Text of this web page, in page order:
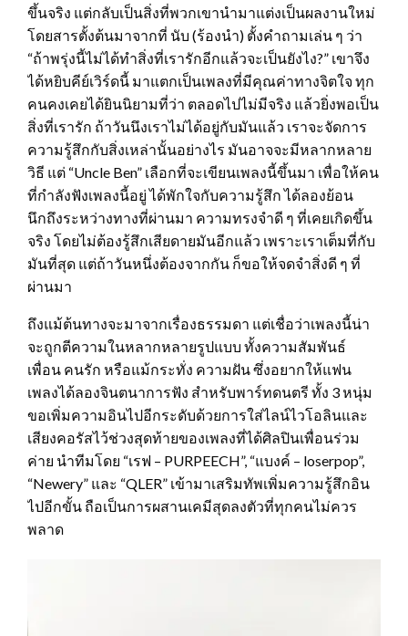
ขึ้นจริง แต่กลับเป็นสิ่งที่พวกเขานำมาแต่งเป็นผลงานใหม่
โดยสารตั้งต้นมาจากที่ นับ (ร้องนำ) ตั้งคำถามเล่น ๆ ว่า
“ถ้าพรุ่งนี้ไม่ได้ทำสิ่งที่เรารักอีกแล้วจะเป็นยังไง?” เขาจึง
ได้หยิบคีย์เวิร์ดนี้ มาแตกเป็นเพลงที่มีคุณค่าทางจิตใจ ทุก
คนคงเคยได้ยินนิยามที่ว่า ตลอดไปไม่มีจริง แล้วยิ่งพอเป็น
สิ่งที่เรารัก ถ้าวันนึงเราไม่ได้อยู่กับมันแล้ว เราจะจัดการ
ความรู้สึกกับสิ่งเหล่านั้นอย่างไร มันอาจจะมีหลากหลาย
วิธี แต่ “Uncle Ben” เลือกที่จะเขียนเพลงนี้ขึ้นมา เพื่อให้คน
ที่กำลังฟังเพลงนี้อยู่ ได้พักใจกับความรู้สึก ได้ลองย้อน
นึกถึงระหว่างทางที่ผ่านมา ความทรงจำดี ๆ ที่เคยเกิดขึ้น
จริง โดยไม่ต้องรู้สึกเสียดายมันอีกแล้ว เพราะเราเต็มที่กับ
มันที่สุด แต่ถ้าวันหนึ่งต้องจากกัน ก็ขอให้จดจำสิ่งดี ๆ ที่
ผ่านมา
ถึงแม้ต้นทางจะมาจากเรื่องธรรมดา แต่เชื่อว่าเพลงนี้น่า
จะถูกตีความในหลากหลายรูปแบบ ทั้งความสัมพันธ์
เพื่อน คนรัก หรือแม้กระทั่ง ความฝัน ซึ่งอยากให้แฟน
เพลงได้ลองจินตนาการฟัง สำหรับพาร์ทดนตรี ทั้ง 3 หนุ่ม
ขอเพิ่มความอินไปอีกระดับด้วยการใส่ไลน์ไวโอลินและ
เสียงคอรัสไว้ช่วงสุดท้ายของเพลงที่ได้ศิลปินเพื่อนร่วม
ค่าย นำทีมโดย “เรฟ – PURPEECH”, “แบงค์ – loserpop”,
“Newery” และ “QLER” เข้ามาเสริมทัพเพิ่มความรู้สึกอิน
ไปอีกขั้น ถือเป็นการผสานเคมีสุดลงตัวที่ทุกคนไม่ควร
พลาด